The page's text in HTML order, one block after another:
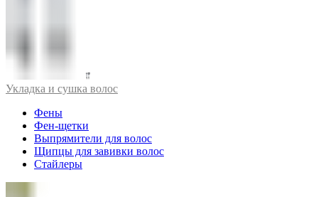
Укладка и сушка волос
Фены
Фен-щетки
Выпрямители для волос
Щипцы для завивки волос
Стайлеры